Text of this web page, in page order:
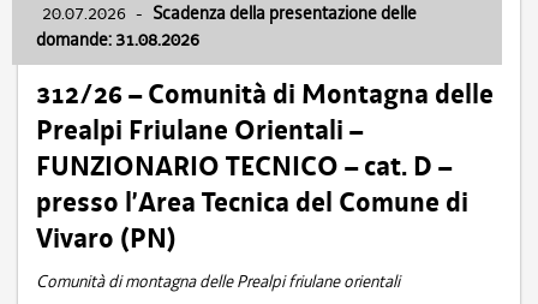
20.07.2026 - Scadenza della presentazione delle
domande: 31.08.2026
312/26 – Comunità di Montagna delle
Prealpi Friulane Orientali –
FUNZIONARIO TECNICO – cat. D –
presso l’Area Tecnica del Comune di
Vivaro (PN)
Comunità di montagna delle Prealpi friulane orientali